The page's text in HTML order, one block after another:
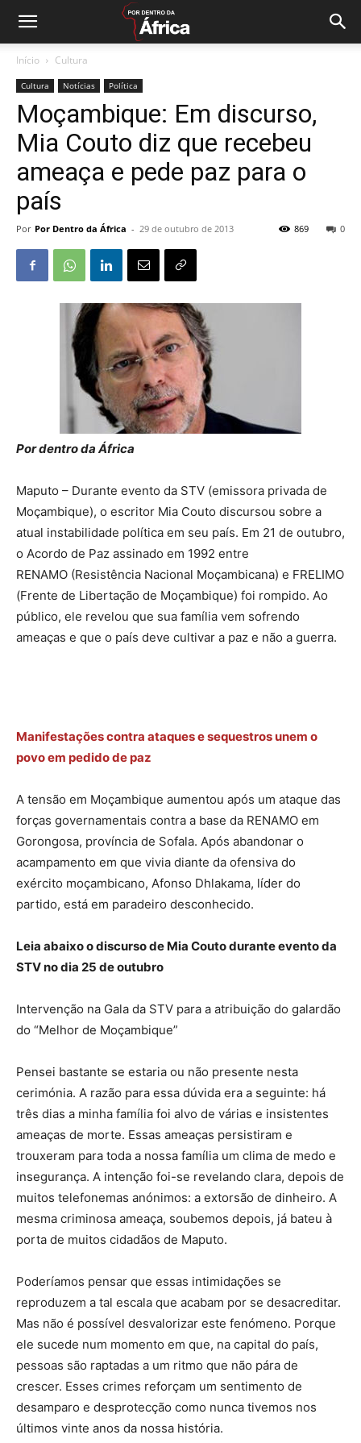
Início Cultura
Cultura Notícias Política
Moçambique: Em discurso,
Mia Couto diz que recebeu
ameaça e pede paz para o
país
Por Por Dentro da África - 29 de outubro de 2013 0
869
Por dentro da África
Maputo – Durante evento da STV (emissora privada de
Moçambique), o escritor Mia Couto discursou sobre a
atual instabilidade política em seu país. Em 21 de outubro,
o Acordo de Paz assinado em 1992 entre
RENAMO (Resistência Nacional Moçambicana) e FRELIMO
(Frente de Libertação de Moçambique) foi rompido. Ao
público, ele revelou que sua família vem sofrendo
ameaças e que o país deve cultivar a paz e não a guerra.
Manifestações contra ataques e sequestros unem o
povo em pedido de paz
A tensão em Moçambique aumentou após um ataque das
forças governamentais contra a base da RENAMO em
Gorongosa, província de Sofala. Após abandonar o
acampamento em que vivia diante da ofensiva do
exército moçambicano, Afonso Dhlakama, líder do
partido, está em paradeiro desconhecido.
Leia abaixo o discurso de Mia Couto durante evento da
STV no dia 25 de outubro
Intervenção na Gala da STV para a atribuição do galardão
do “Melhor de Moçambique”
Pensei bastante se estaria ou não presente nesta
cerimónia. A razão para essa dúvida era a seguinte: há
três dias a minha família foi alvo de várias e insistentes
ameaças de morte. Essas ameaças persistiram e
trouxeram para toda a nossa família um clima de medo e
insegurança. A intenção foi-se revelando clara, depois de
muitos telefonemas anónimos: a extorsão de dinheiro. A
mesma criminosa ameaça, soubemos depois, já bateu à
porta de muitos cidadãos de Maputo.
Poderíamos pensar que essas intimidações se
reproduzem a tal escala que acabam por se desacreditar.
Mas não é possível desvalorizar este fenómeno. Porque
ele sucede num momento em que, na capital do país,
pessoas são raptadas a um ritmo que não pára de
crescer. Esses crimes reforçam um sentimento de
desamparo e desprotecção como nunca tivemos nos
últimos vinte anos da nossa história.